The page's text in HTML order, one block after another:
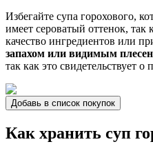
Избегайте супа горохового,
имеет сероватый оттенок, так
качество ингредиентов или
запахом или видимым
так как это свидетельствует о
Добавь в список покупок
Как хранить суп